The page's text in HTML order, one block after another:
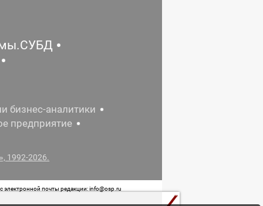
бизнес-аналитики
предприятие
1992-2026.
почты редакции: info@osp.ru